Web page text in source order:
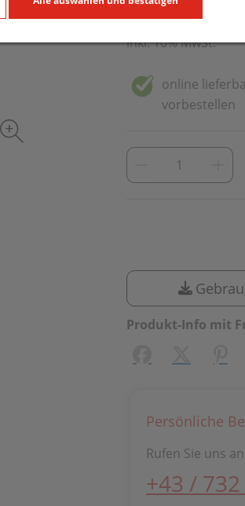
inkl. 10% MwSt.
online
vorbestellen
Produkt-Info mit
Persönliche
Rufen Sie uns
+43 /